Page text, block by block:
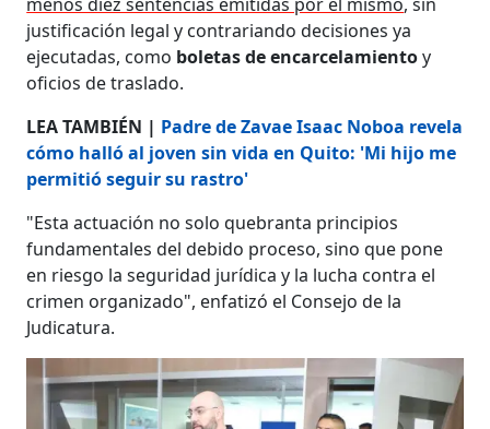
justificación legal y contrariando decisiones ya
ejecutadas, como boletas de encarcelamientoy
oficios de traslado.
LEA TAMBIÉN | Padre de Zavae Isaac Noboa revela
cómo halló al joven sin vida en Quito: 'Mi hijo me
permitió seguir su rastro'
"Esta actuación no solo quebranta principios
fundamentales del debido proceso, sino que pone
en riesgo la seguridad jurídica y la lucha contra el
crimen organizado", enfatizó el Consejo de la
Judicatura.